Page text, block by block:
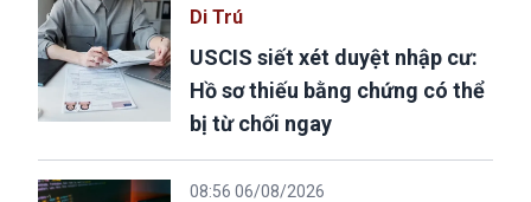
Di Trú
USCIS siết xét duyệt nhập cư:
Hồ sơ thiếu bằng chứng có thể
bị từ chối ngay
08:56 06/08/2026